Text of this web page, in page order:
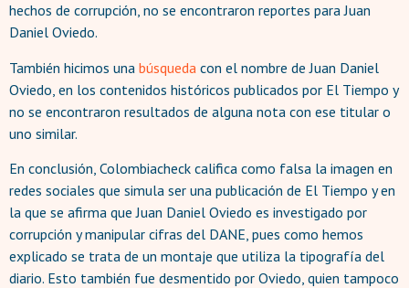
hechos de corrupción, no se encontraron reportes para Juan
Daniel Oviedo.
También hicimos una búsqueda con el nombre de Juan Daniel
Oviedo, en los contenidos históricos publicados por El Tiempo y
no se encontraron resultados de alguna nota con ese titular o
uno similar.
En conclusión, Colombiacheck califica como falsa la imagen en
redes sociales que simula ser una publicación de El Tiempo y en
la que se afirma que Juan Daniel Oviedo es investigado por
corrupción y manipular cifras del DANE, pues como hemos
explicado se trata de un montaje que utiliza la tipografía del
diario. Esto también fue desmentido por Oviedo, quien tampoco